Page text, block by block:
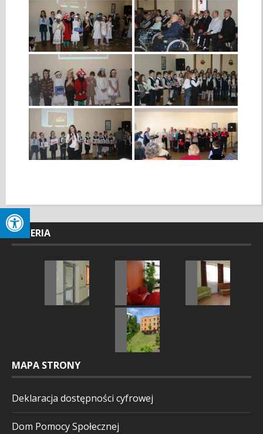
GALERIA
MAPA STRONY
Deklaracja dostępności cyfrowej
Dom Pomocy Społecznej